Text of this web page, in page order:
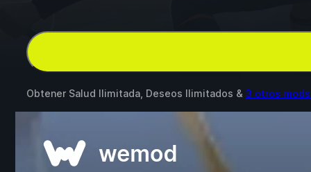
Obtener Salud Ilimitada, Deseos Ilimitados & 3 otros mods